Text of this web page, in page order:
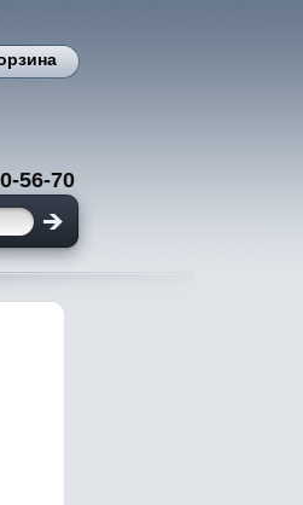
56-70